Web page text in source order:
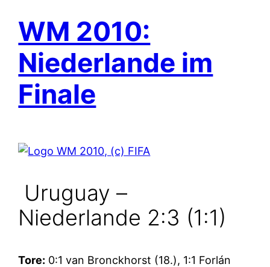
WM 2010:
Niederlande im
Finale
Uruguay –
Niederlande 2:3 (1:1)
Tore: 0:1 van Bronckhorst (18.), 1:1 Forlán